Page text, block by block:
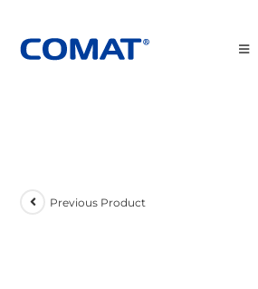
Previous Product